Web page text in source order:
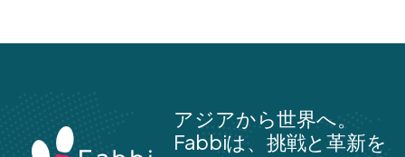
アジアから世界へ。
Fabbiは、挑戦と革新を